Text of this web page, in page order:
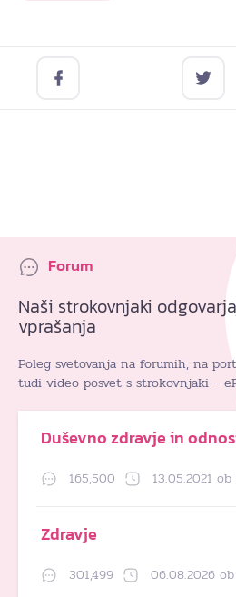
Forum
Naši strokovnjaki
vprašanja
Poleg svetovanja na forumih, na
tudi video posvet s strokovnjaki –
Duševno zdravje in
165,500 13.05.2021
Zdravje
301,499 06.08.2026 ob